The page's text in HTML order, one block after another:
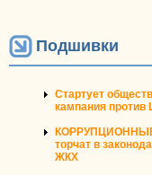
Подшивки
Стартует
кампания против
торчат в
ЖКХ